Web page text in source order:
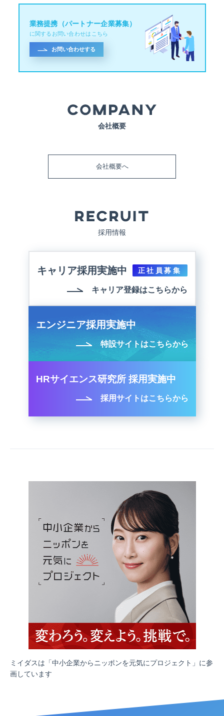
業務提携（パートナー企業募集）
に関するお問い合わせはこちら
お問い合わせする
会社概要
会社概要へ
採用情報
キャリア採用実施中 正社員募集
キャリア登録はこちらから
エンジニア採用実施中
特設サイトはこちらから
HRサイエンス研究所 採用実施中
採用サイトはこちらから
ミイダスは「中小企業からニッポンを元気にプロジェクト」に参
画しています